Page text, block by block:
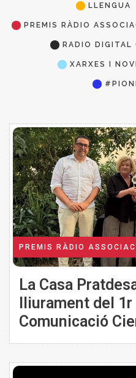
LLENGUA
PREMIS RÀDIO
RADIO DIGITAL
XARXES I
PREMIS RÀDIO
La Casa
lliurament del
Comunicació
Associació.
a Mònica Usart